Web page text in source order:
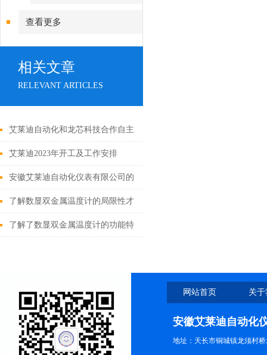
查看更多
相关文章
RELEVANT ARTICLES
艾莱迪自动化和龙芯科技合作自主
创新突破国际技术“卡脖子“
艾莱迪2023年开工及工作安排
安徽艾莱迪自动化仪表有限公司的
液位计种类及用途
了解数显双金属温度计的局限性才
能更好的使用它
了解了数显双金属温度计的功能特
网站首页 关
安徽艾莱迪自动化
地址：天长市铜城镇龙须村